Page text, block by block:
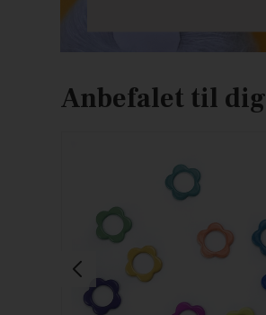
Anbefalet til dig